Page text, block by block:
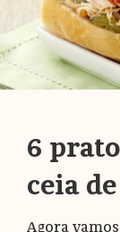
6
ceia
Agora